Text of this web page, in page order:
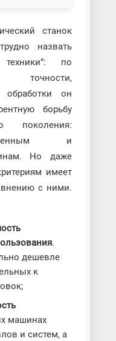
станок
назвать
по
точности,
обработки он
борьбу
поколения:
и
Но даже
имеет
с ними.
.
дешевле
к
машинах
и систем, а